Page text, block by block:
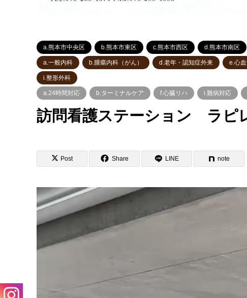
a.熊本市中央区 b.熊本市東区 c.熊本市西区 d.熊本市南区
a.一般内科 b.腫瘍内科（がん） d.老年・認知症外来 e.心
i.整形外科
a.24時間対応 b.ターミナルケア f.心臓リハ i.難病対応
訪問看護ステーション ラピ
Post Share LINE note